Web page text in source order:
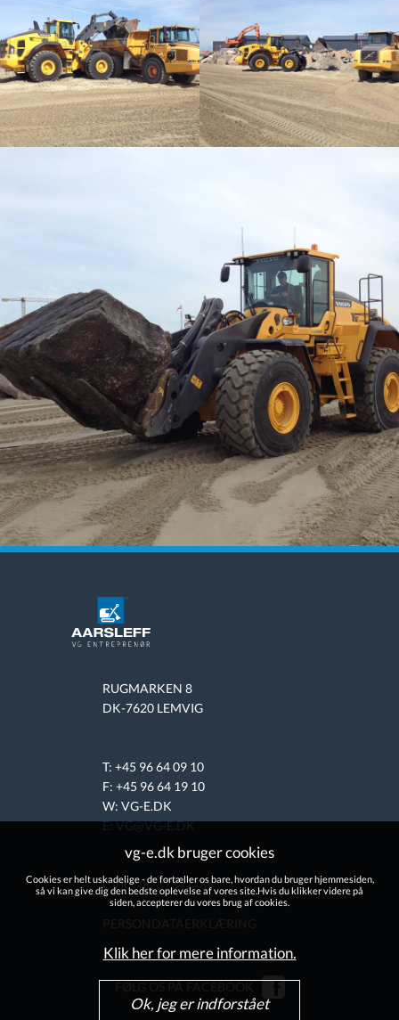
vg-e.dk bruger cookies
Cookies er helt uskadelige - de fortæller os bare, hvordan du bruger hjemmesiden,
så vi kan give dig den bedste oplevelse af vores site.Hvis du klikker videre på
siden, accepterer du vores brug af cookies.
Klik her for mere information.
Ok, jeg er indforstået
RUGMARKEN 8
DK-7620 LEMVIG
T: +45 96 64 09 10
F: +45 96 64 19 10
W: VG-E.DK
E: VG@VG-E.DK
CVR-NR: 37542784